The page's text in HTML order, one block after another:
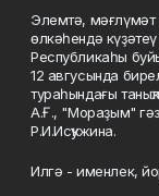
Элемтә, мәғлүмәт
өлкәһендә
Республикаһы
12 авгусында
тураһындағы
А.Ғ., "Мораҙым"
Р.И.Исҡужина.
Илгә - именлек,